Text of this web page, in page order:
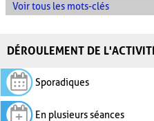
Voir tous les mots-clés
DÉROULEMENT DE
Sporadiques
En plusieurs séances